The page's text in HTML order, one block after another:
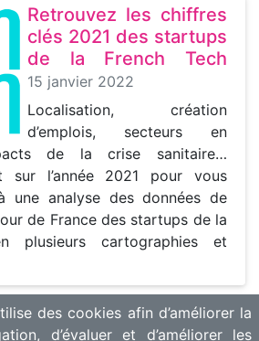
Retrouvez les chiffres
clés 2021 des startups
de la French Tech
15 janvier 2022
Localisation, création
d’emplois, secteurs en
de la crise sanitaire…
sur l’année 2021 pour vous
une analyse des données de
de France des startups de la
plusieurs cartographies et
des cookies afin d’améliorer la
d’évaluer et d’améliorer les